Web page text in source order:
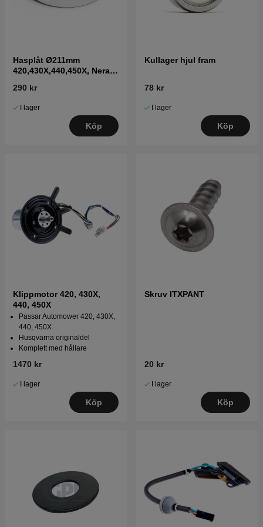
Hasplåt Ø211mm
420,430X,440,450X, Nera
290 kr
I lager
Köp
Kullager hjul fram
78 kr
I lager
Köp
Klippmotor 420, 430X,
440, 450X
Passar Automower 420, 430X,
440, 450X
Husqvarna originaldel
Komplett med hållare
1470 kr
I lager
Köp
Skruv ITXPANT
20 kr
I lager
Köp